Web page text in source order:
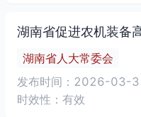
湖南省促进农机装备
湖南省人大常委会
发布时间：2026-03-
时效性：有效